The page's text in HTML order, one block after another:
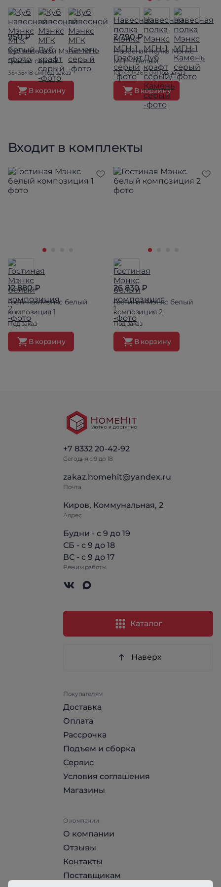
950 ₽
Куб навесной Мэнкс МГК
Графит серый
35×35×18 смПод заказ
В корзину
2 790 ₽
Навесная полка Мэнкс
МГН-1 белый
100×30×26.6 смПод заказ
В корзину
Входит в комплекты
12 880 ₽
Гостиная Мэнкс белый
композиция 1
Под заказ
В корзину
26 830 ₽
Гостиная Мэнкс белый
композиция 2
Под заказ
В корзину
+7 8332 20-42-92
Сегодня с 9 до 18
zakaz.homehit@yandex.ru
Почта
Киров, Коммунальная, 2
Адрес
Будни - с 9 до 19
СБ - с 9 до 18
ВС - с 9 до 17
Режим работы
Каталог
Наверх
Покупателям
Доставка
Оплата
Рассрочка
Подъем и сборка
Сервис
Условия соглашения
Магазины
О компании
О компании
Отзывы
Контакты
Поставщикам